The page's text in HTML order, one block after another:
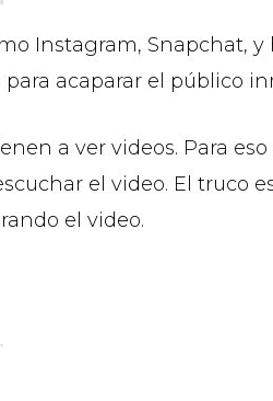
Instagram, Snapchat,
acaparar el público
a ver videos. Para
el video. El truco
el video.